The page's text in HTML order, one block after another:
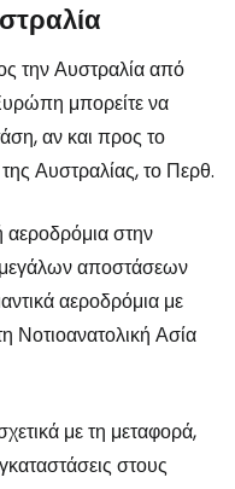
την Αυστραλία από
μπορείτε να
αν και προς το
Αυστραλίας, το Περθ.
στην
αποστάσεων
αεροδρόμια με
Νοτιοανατολική Ασία
με τη μεταφορά,
στους